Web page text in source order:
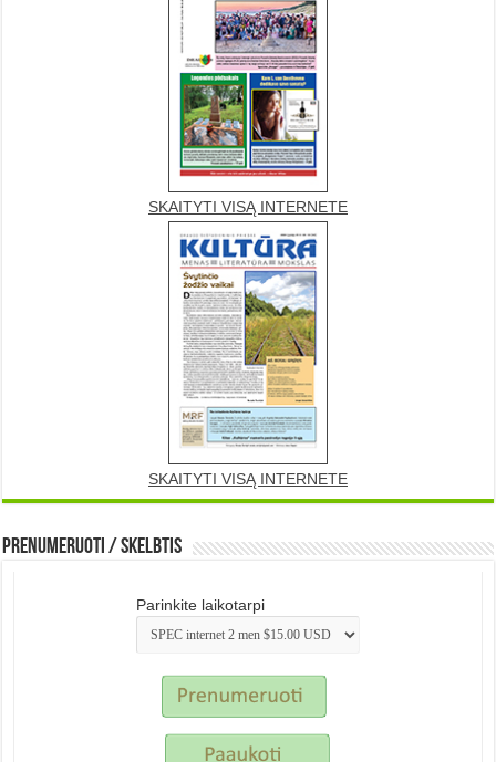
SKAITYTI VISĄ INTERNETE
SKAITYTI VISĄ INTERNETE
Prenumeruoti / Skelbtis
Parinkite laikotarpi